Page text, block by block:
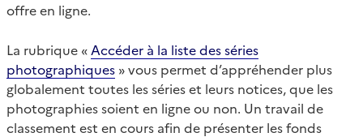
offre en ligne.
La rubrique « Accéder à la liste des séries
photographiques » vous permet d’appréhender plus
globalement toutes les séries et leurs notices, que les
photographies soient en ligne ou non. Un travail de
classement est en cours afin de présenter les fonds